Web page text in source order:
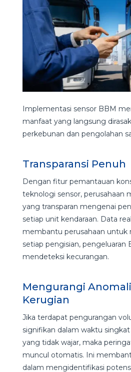
Implementasi sensor BBM
manfaat yang langsung
perkebunan dan pengolahan
Transparansi Penuh
Dengan fitur pemantauan
teknologi sensor, perusahaan
yang transparan mengenai
setiap unit kendaraan. Data
membantu perusahaan untuk
setiap pengisian, pengeluaran
mendeteksi kecurangan.
Mengurangi
Kerugian
Jika terdapat pengurangan
signifikan dalam waktu
yang tidak wajar, maka
muncul otomatis. Ini
dalam mengidentifikasi